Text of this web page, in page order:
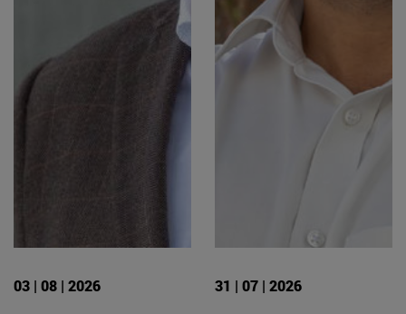
03 | 08 | 2026 31 | 07 | 2026